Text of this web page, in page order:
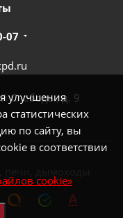
улучшения
статистических
по сайту, вы
в соответствии
cookie»
07
Слободы, д. 9
дымоходы